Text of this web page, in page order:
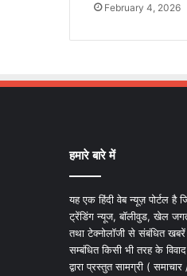
February 4, 2026
हमारे बारे में
यह एक हिंदी वेब न्यूज़ पोर्टल है
ट्रेंडिंग न्यूज, बॉलीवुड, खेल
तथा टेक्नोलॉजी से संबंधित
सम्बंधित किसी भी तरह के
द्वारा प्रस्तुत सामग्री (